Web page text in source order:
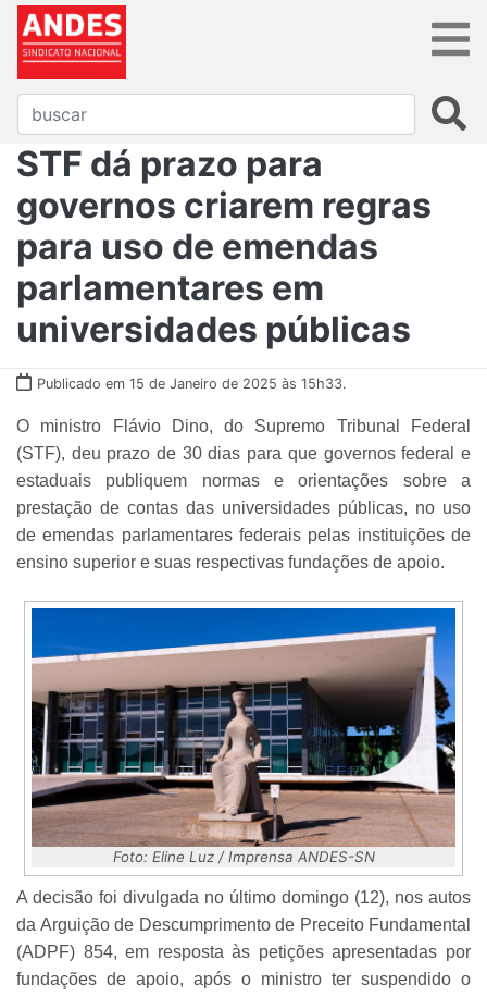
STF dá prazo para
governos criarem regras
para uso de emendas
parlamentares em
universidades públicas
Publicado em 15 de Janeiro de 2025 às 15h33.
O ministro Flávio Dino, do Supremo Tribunal Federal
(STF), deu prazo de 30 dias para que governos federal e
estaduais publiquem normas e orientações sobre a
prestação de contas das universidades públicas, no uso
de emendas parlamentares federais pelas instituições de
ensino superior e suas respectivas fundações de apoio.
Foto: Eline Luz / Imprensa ANDES-SN
A decisão foi divulgada no último domingo (12), nos autos
da Arguição de Descumprimento de Preceito Fundamental
(ADPF) 854, em resposta às petições apresentadas por
fundações de apoio, após o ministro ter suspendido o